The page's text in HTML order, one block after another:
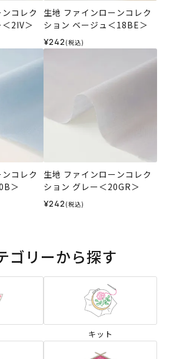
コレク
2IV＞
生地 ファインローンコレク
ション ベージュ＜18BE＞
¥242 (税込)
コレク
＞
生地 ファインローンコレク
ション グレー＜20GR＞
¥242 (税込)
ゴリーから探す
キット